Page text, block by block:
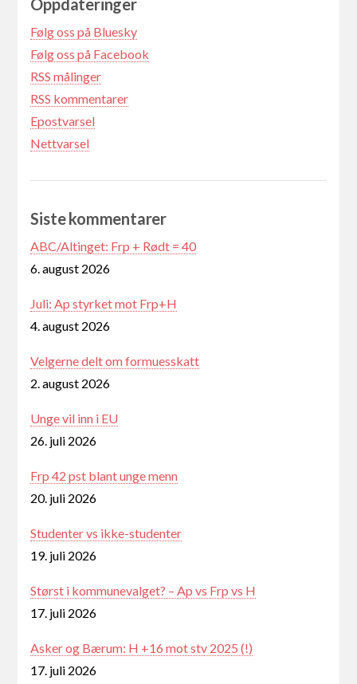
Oppdateringer
Følg oss på Bluesky
Følg oss på Facebook
RSS målinger
RSS kommentarer
Epostvarsel
Nettvarsel
Siste kommentarer
ABC/Altinget: Frp + Rødt = 40
6. august 2026
Juli: Ap styrket mot Frp+H
4. august 2026
Velgerne delt om formuesskatt
2. august 2026
Unge vil inn i EU
26. juli 2026
Frp 42 pst blant unge menn
20. juli 2026
Studenter vs ikke-studenter
19. juli 2026
Størst i kommunevalget? – Ap vs Frp vs H
17. juli 2026
Asker og Bærum: H +16 mot stv 2025 (!)
17. juli 2026